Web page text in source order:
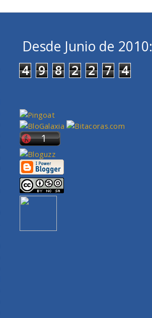
Desde Junio de 2010:
4 9 8 2 2 7 4